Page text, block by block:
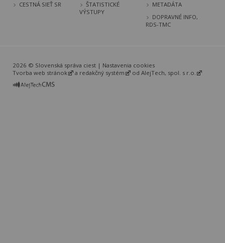
CESTNÁ SIEŤ SR
ŠTATISTICKÉ
VÝSTUPY
METADÁTA
DOPRAVNÉ INFO,
RDS-TMC
2026 © Slovenská správa ciest | Nastavenia cookies
Tvorba web stránok
a redakčný systém od AlejTech, spol. s r.o.